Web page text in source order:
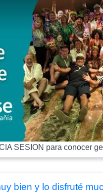
SESION para conocer
bien y lo disfruté